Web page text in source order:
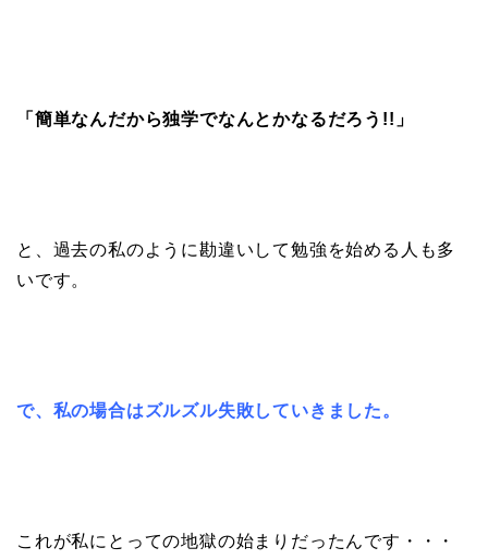
「簡単なんだから独学でなんとかなるだろう!!」
と、過去の私のように勘違いして勉強を始める人も多
いです。
で、私の場合はズルズル失敗していきました。
これが私にとっての地獄の始まりだったんです・・・